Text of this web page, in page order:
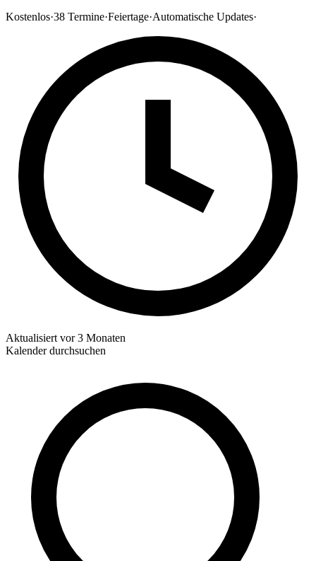
Kostenlos·38 Termine·Feiertage·Automatische Updates·
Aktualisiert vor 3 Monaten
Kalender durchsuchen